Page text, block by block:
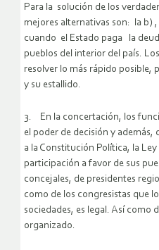
Para la solución de los
mejores alternativas son: la b)
cuando el Estado paga la
pueblos del interior del país.
resolver lo más rápido
y su estallido.
3. En la concertación, los
el poder de decisión y
a la Constitución Política, la
participación a favor de sus
concejales, de presidentes
como de los congresistas que
sociedades, es legal. Así como
organizado.